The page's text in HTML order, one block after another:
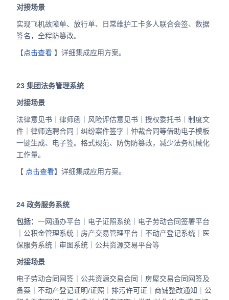
对接场景
实现飞机故障单、放行单、日常维护工卡多人联合会签、数据
签名，全程防篡改。
【点击查看 】详细集成应用方案。
23 集团法务管理系统
对接场景
法律意见书｜律师函｜风险评估意见书｜授权委托书｜制度文
件｜律师选聘合同｜纠纷案件签字｜仲裁合同等借助电子模板
一键生成、电子签。格式规范、防伪防篡改，减少法务机械化
工作量。
【 点击查看】详细集成应用方案。
24 政务服务系统
包括： 一网通办平台｜电子证照系统｜电子劳动合同签署平台
｜公积金管理系统｜房产交易管理平台｜不动产登记系统｜医
保服务系统｜审图系统｜公共资源交易平台等
对接场景
电子劳动合同网签｜公共资源交易合同｜房屋交易合同网签及
备案｜不动产登记证明/证照｜排污许可证｜商铺整改通知｜公